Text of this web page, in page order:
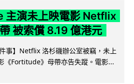
主演未上映電影 Netflix
被索償 8.19 億港元
事】Netflix 洛杉磯辦公室被竊，未上
《Fortitude》母帶亦告失蹤。電影...